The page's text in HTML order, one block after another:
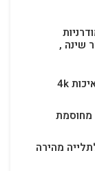
שינה ,
התמונה מודפסת ישירות על הזכוכית באיכות 4k
מחוסמת
הכולל 4-6 חורים לתלייה מהירה